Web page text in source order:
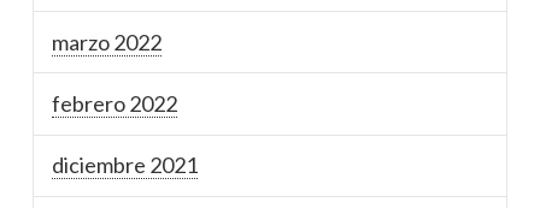
marzo 2022
febrero 2022
diciembre 2021